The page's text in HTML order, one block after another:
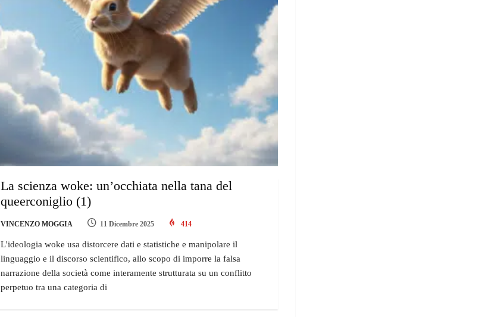
La scienza woke: un’occhiata nella tana del
queerconiglio (1)
VINCENZO MOGGIA 11 Dicembre 2025 414
L'ideologia woke usa distorcere dati e statistiche e manipolare il
linguaggio e il discorso scientifico, allo scopo di imporre la falsa
narrazione della società come interamente strutturata su un conflitto
perpetuo tra una categoria di